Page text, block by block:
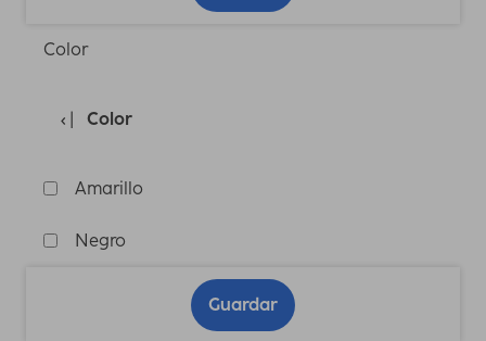
Color
Color
Amarillo
Negro
Guardar